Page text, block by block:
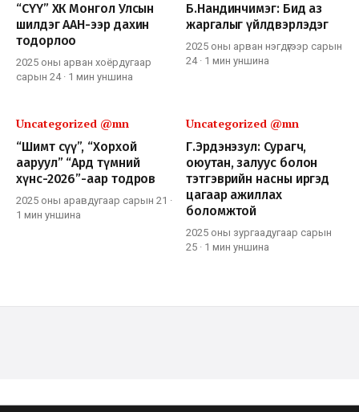
“СҮҮ” ХК Монгол Улсын
шилдэг ААН-ээр дахин
тодорлоо
2025 оны арван хоёрдугаар
сарын 24· 1 мин уншина
Б.Нандинчимэг: Бид аз
жаргалыг үйлдвэрлэдэг
2025 оны арван нэгдүгээр сарын
24· 1 мин уншина
Uncategorized @mn
“Шимт сүү”, “Хорхой
ааруул” “Ард түмний
хүнс-2026”-аар тодров
2025 оны аравдугаар сарын 21 ·
1 мин уншина
Uncategorized @mn
Г.Эрдэнэзул: Сурагч,
оюутан, залуус болон
тэтгэврийн насны иргэд
цагаар ажиллах
боломжтой
2025 оны зургаадугаар сарын
25 · 1 мин уншина